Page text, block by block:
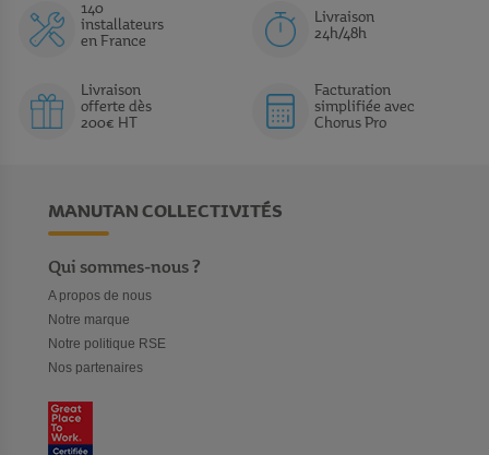
140
installateurs
en France
Livraison
24h/48h
Livraison
offerte dès
200€ HT
Facturation
simplifiée avec
Chorus Pro
MANUTAN COLLECTIVITÉS
Qui sommes-nous ?
A propos de nous
Notre marque
Notre politique RSE
Nos partenaires